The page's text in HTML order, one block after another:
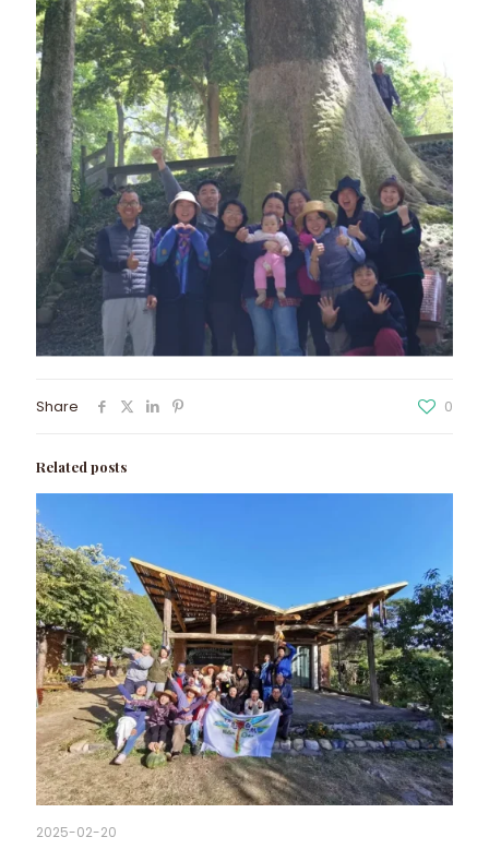
Share 0
Related posts
2025-02-20